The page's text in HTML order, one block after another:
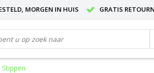
MORGEN IN HUIS GRATIS